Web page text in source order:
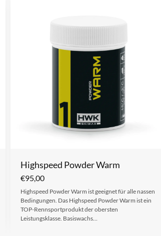
Highspeed Powder Warm
€95,00
Highspeed Powder Warm ist geeignet für alle nassen
Bedingungen. Das Highspeed Powder Warm ist ein
TOP-Rennsportprodukt der obersten
Leistungsklasse. Basiswachs…